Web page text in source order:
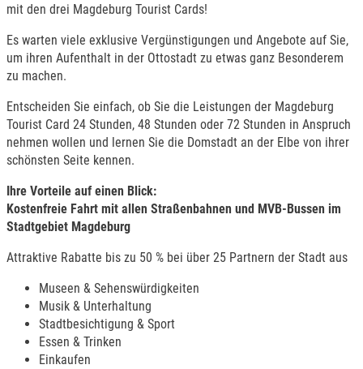
mit den drei Magdeburg Tourist Cards!
Es warten viele exklusive Vergünstigungen und Angebote auf Sie,
um ihren Aufenthalt in der Ottostadt zu etwas ganz Besonderem
zu machen.
Entscheiden Sie einfach, ob Sie die Leistungen der Magdeburg
Tourist Card 24 Stunden, 48 Stunden oder 72 Stunden in Anspruch
nehmen wollen und lernen Sie die Domstadt an der Elbe von ihrer
schönsten Seite kennen.
Ihre Vorteile auf einen Blick:
Kostenfreie Fahrt mit allen Straßenbahnen und MVB-Bussen im
Stadtgebiet Magdeburg
Attraktive Rabatte bis zu 50 % bei über 25 Partnern der Stadt aus
Museen & Sehenswürdigkeiten
Musik & Unterhaltung
Stadtbesichtigung & Sport
Essen & Trinken
Einkaufen